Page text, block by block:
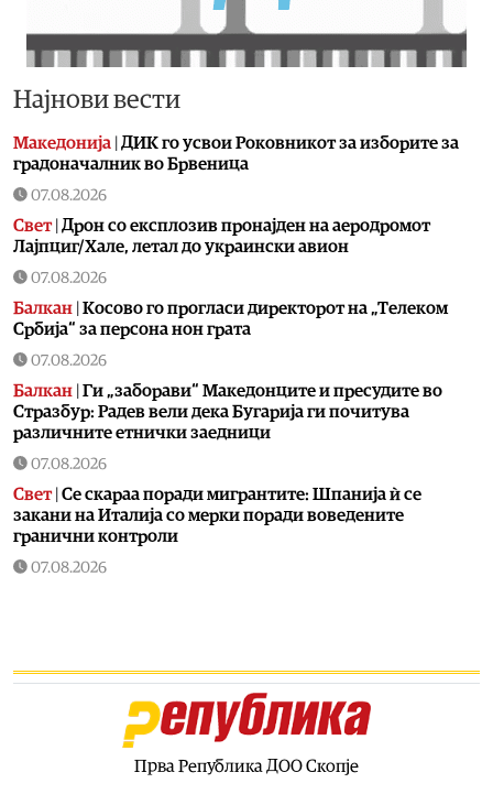
Најнови вести
Македонија ДИК го усвои Роковникот за изборите за
градоначалник во Брвеница
07.08.2026
Свет| Дрон со експлозив пронајден на аеродромот
Лајпциг/Хале, летал до украински авион
07.08.2026
Балкан Косово го прогласи директорот на „Телеком
Србија“ за персона нон грата
07.08.2026
Балкан Ги „заборави“ Македонците и пресудите во
Стразбур: Радев вели дека Бугарија ги почитува
различните етнички заедници
07.08.2026
Свет| Се скараа поради мигрантите: Шпанија ѝ се
закани на Италија со мерки поради воведените
гранични контроли
07.08.2026
Балкан|Превозниците од Западен Балкан најавуваат
нови чекори ако ЕУ не понуди решение
Kаде исчезнаа новите автомобили за
Прва Република ДОО Скопје